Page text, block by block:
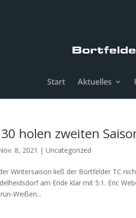
Start Aktuelles
holen zweiten
8, 2021 |Uncategorized
Wintersaison ließ der Bortfelder TC
am Ende klar mit 5:1. Eric
Weißen...